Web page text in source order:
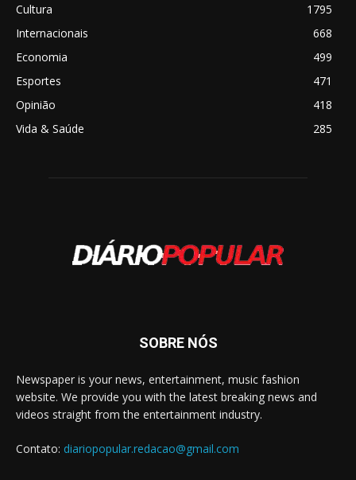
Cultura
1795
Internacionais
668
Economia
499
Esportes
471
Opinião
418
Vida & Saúde
285
SOBRE NÓS
Newspaper is your news, entertainment, music fashion
website. We provide you with the latest breaking news and
videos straight from the entertainment industry.
Contato: diariopopular.redacao@gmail.com